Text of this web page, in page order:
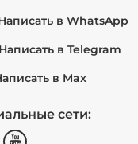
в WhatsApp
Написать в Telegram
в Max
сети: